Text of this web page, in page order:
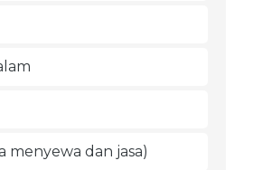
menyewa dan jasa)